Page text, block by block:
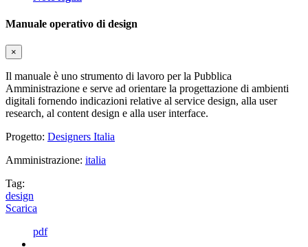
Manuale operativo di design
×
Il manuale è uno strumento di lavoro per la Pubblica
Amministrazione e serve ad orientare la progettazione di ambienti
digitali fornendo indicazioni relative al service design, alla user
research, al content design e alla user interface.
Progetto: Designers Italia
Amministrazione: italia
Tag:
design
Scarica
pdf